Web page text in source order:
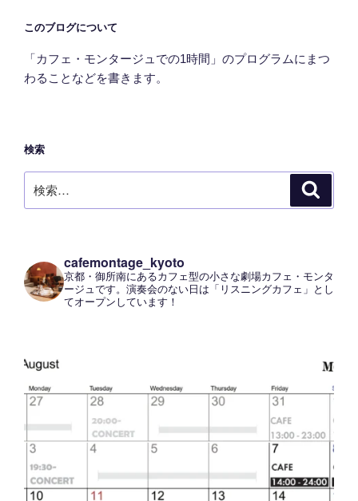
このブログについて
「カフェ・モンタージュでの1時間」のプログラムにまつ
わることなどを書きます。
検索
索:
cafemontage_kyoto
京都・御所南にあるカフェ型の小さな劇場カフェ・モンタ
ージュです。演奏会のない日は「リスニングカフェ」とし
てオープンしています！